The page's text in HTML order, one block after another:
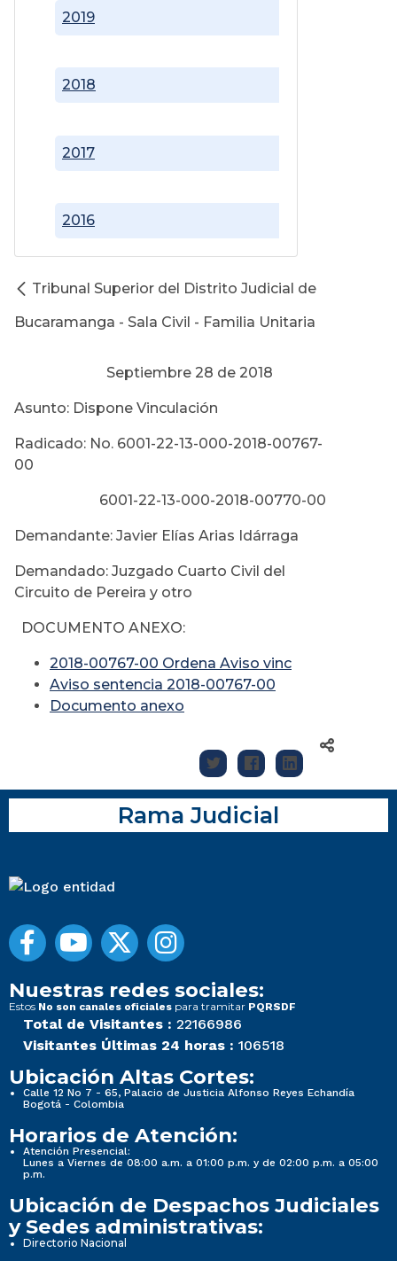
2016
2017
2018
2019
Tribunal Superior del Distrito Judicial de
Bucaramanga - Sala Civil - Familia Unitaria
Septiembre 28 de 2018
Asunto: Dispone Vinculación
Radicado: No. 6001-22-13-000-2018-00767-
00
6001-22-13-000-2018-00770-00
Demandante: Javier Elías Arias Idárraga
Demandado: Juzgado Cuarto Civil del
Circuito de Pereira y otro
DOCUMENTO ANEXO:
2018-00767-00 Ordena Aviso vinc
Aviso sentencia 2018-00767-00
Documento anexo
Rama Judicial
Nuestras redes sociales:
Estos No son canales oficiales para tramitar PQRSDF
Total de Visitantes : 22166986
Visitantes Últimas 24 horas : 106518
Ubicación Altas Cortes:
Calle 12 No 7 - 65, Palacio de Justicia Alfonso Reyes Echandía
Bogotá - Colombia
Horarios de Atención:
Atención Presencial:
Lunes a Viernes de 08:00 a.m. a 01:00 p.m. y de 02:00 p.m. a 05:00
p.m.
Ubicación de Despachos Judiciales
y Sedes administrativas:
Directorio Nacional